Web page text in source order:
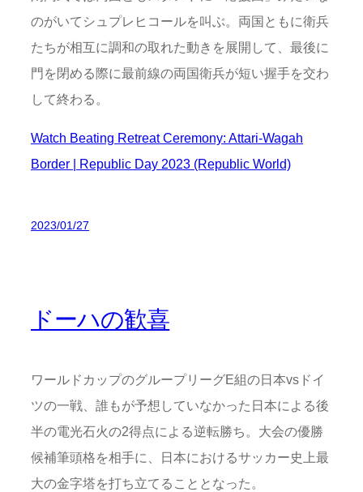
のがいてシュプレヒコールを叫ぶ。両国ともに衛兵
たちが相互に調和の取れた動きを展開して、最後に
門を閉める際に最前線の両国衛兵が短い握手を交わ
して終わる。
Watch Beating Retreat Ceremony: Attari-Wagah
Border | Republic Day 2023 (Republic World)
2023/01/27
ドーハの歓喜
ワールドカップのグループリーグE組の日本vsドイ
ツの一戦、誰もが予想していなかった日本による後
半の電光石火の2得点による逆転勝ち。大会の優勝
候補筆頭格を相手に、日本におけるサッカー史上最
大の金字塔を打ち立てることとなった。